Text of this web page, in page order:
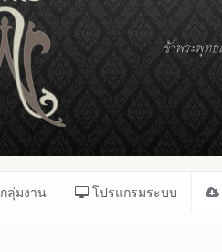
กลุ่มงาน โปรแกรมระบบ